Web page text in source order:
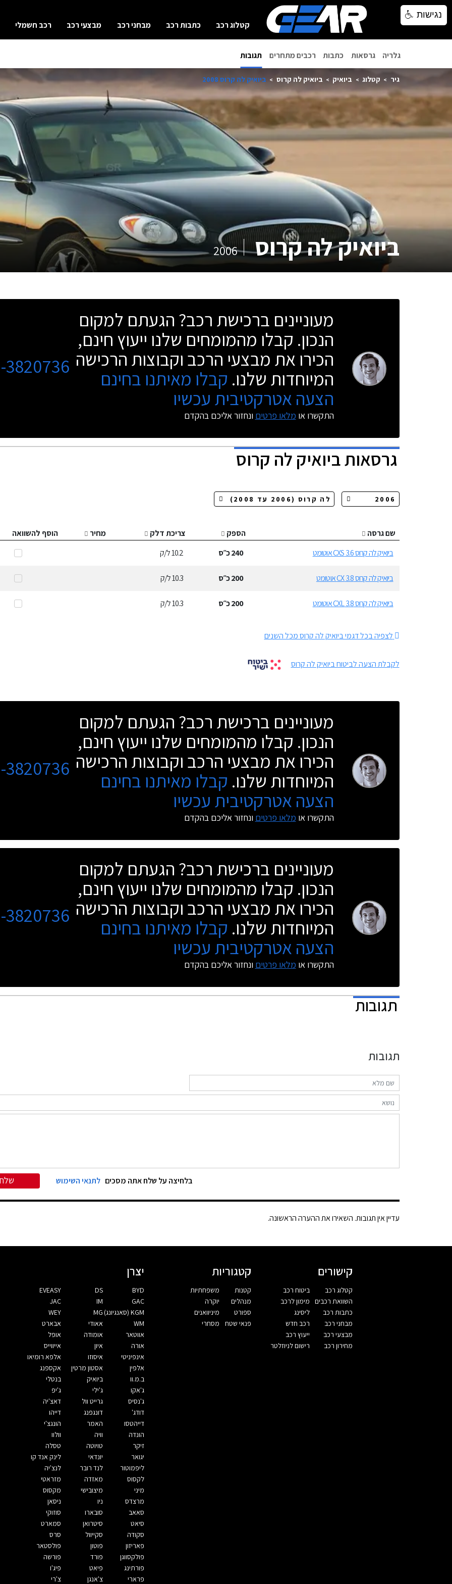
קטלוג רכב כתבות רכב מבחני רכב מבצעי רכב רכב חשמלי
גלריה גרסאות כתבות רכבים מתחרים תגובות
גיר קטלוג ביואיק ביואיק לה קרוס ביואיק לה קרוס 2008
ביואיק לה קרוס 2006
מעוניינים ברכישת רכב? הגעתם למקום
הנכון. קבלו מהמומחים שלנו ייעוץ חינם,
הכירו את מבצעי הרכב וקבוצות הרכישה
המיוחדות שלנו. קבלו מאיתנו בחינם
הצעה אטרקטיבית עכשיו
התקשרו או מלאו פרטים ונחזור אליכם בהקדם
3820736
גרסאותביואיק לה קרוס
שם גרסה הספק צריכת דלק מחיר
הוסף להשוואה
ביואיק לה קרוס 3.6 CXS אוטומט
240כ״ס 10.2ל/ק
ביואיק לה קרוס 3.8 CX אוטומט 200כ״ס 10.3ל/ק
ביואיק לה קרוס 3.8 CXL אוטומט 200כ״ס 10.3ל/ק
לצפיה בכל דגמי ביואיק לה קרוס מכל השנים
לקבלת הצעה לביטוח ביואיק לה קרוס
מעוניינים ברכישת רכב? הגעתם למקום
הנכון. קבלו מהמומחים שלנו ייעוץ חינם,
הכירו את מבצעי הרכב וקבוצות הרכישה
המיוחדות שלנו. קבלו מאיתנו בחינם
הצעה אטרקטיבית עכשיו
התקשרו או מלאו פרטים ונחזור אליכם בהקדם
3820736
מעוניינים ברכישת רכב? הגעתם למקום
הנכון. קבלו מהמומחים שלנו ייעוץ חינם,
הכירו את מבצעי הרכב וקבוצות הרכישה
המיוחדות שלנו. קבלו מאיתנו בחינם
הצעה אטרקטיבית עכשיו
התקשרו או מלאו פרטים ונחזור אליכם בהקדם
3820736
תגובות
תגובות
בלחיצה על שלח אתה מסכים לתנאי השימוש
עדיין אין תגובות. השאירו את ההערה הראשונה.
קישורים
קטלוג רכב
השוואת רכבים
כתבות רכב
מבחני רכב
מבצעי רכב
מחירון רכב
ביטוח רכב
מימון לרכב
ליסינג
רכב חדש
ייעוץ רכב
רישום לניוזלטר
קטגוריות
קטנות
מנהלים
ספורט
פנאי שטח
משפחתיות
יוקרה
מיניוואנים
מסחרי
יצרן
BYD
DS
EVEASY
GAC
IM
JAC
KGM (סאנגיונג)
MG
WEY
WM
אאודי
אבארט
אווטאר
אומודה
אופל
אורה
איון
אייווייס
אינפיניטי
איסוזו
אלפא רומיאו
אלפין
אסטון מרטין
אקספנג
ב.מ.וו
ביואיק
בנטלי
ג'אקו
ג'ילי
ג'יפ
ג'נסיס
גרייט וול
דאצ'יה
דודג'
דונגפנג
דייהו
דייהטסו
האמר
הונגצ'י
הונדה
וויה
וולוו
זיקר
טויוטה
טסלה
יגואר
יונדאי
לינק אנד קו
ליפמוטור
לנד רובר
לנצ'יה
לקסוס
מאזדה
מזראטי
מיני
מיצובישי
מקסוס
מרצדס
ניו
ניסאן
סאאב
סובארו
סוזוקי
סיאט
סיטרואן
סמארט
סקודה
סקייוול
סרס
פאריזון
פוטון
פולסטאר
פולקסווגן
פורד
פורשה
פורתינג
פיאט
פיג'ו
פרארי
צ'אנגן צ'רי
נגישות
נגישות